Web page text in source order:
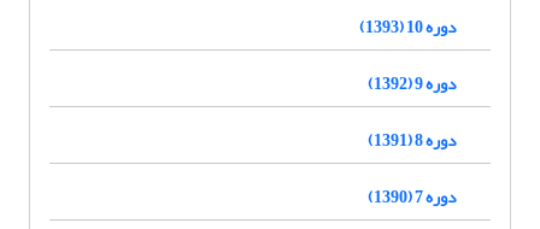
دوره 10 (1393)
دوره 9 (1392)
دوره 8 (1391)
دوره 7 (1390)